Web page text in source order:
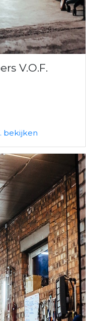
V.O.F.
bekijken